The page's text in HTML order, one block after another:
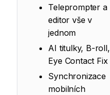
Teleprompter a
editor vše v
jednom
AI titulky, B-roll,
Eye Contact Fix
Synchronizace
mobilních